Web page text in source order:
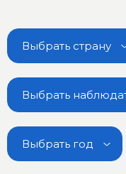
Выбрать страну
Выбрать
Выбрать год